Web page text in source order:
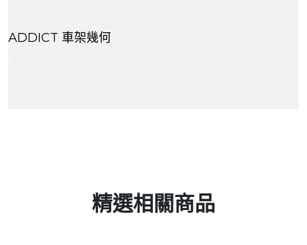
ADDICT 車架幾何
精選相關商品